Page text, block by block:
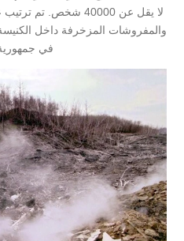
لا يقل عن 40000
والمفروشات المزخرفة داخل
في